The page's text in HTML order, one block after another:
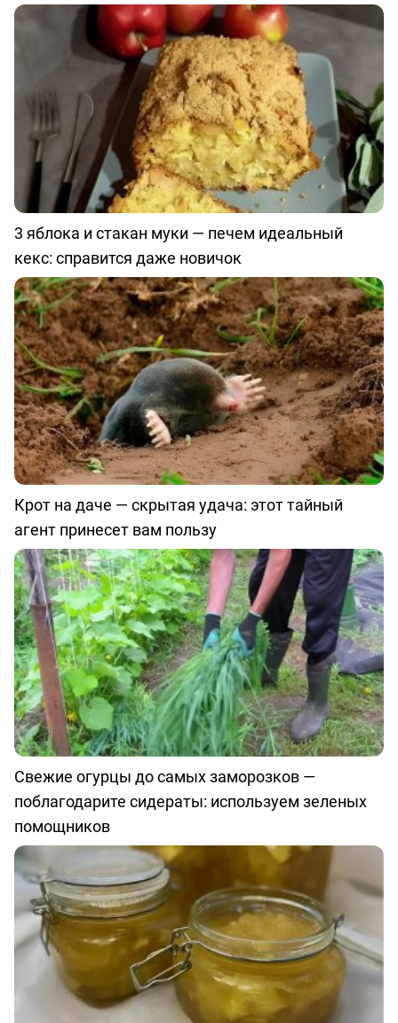
3 яблока и стакан муки — печем идеальный
кекс: справится даже новичок
Крот на даче — скрытая удача: этот тайный
агент принесет вам пользу
Свежие огурцы до самых заморозков —
поблагодарите сидераты: используем зеленых
помощников